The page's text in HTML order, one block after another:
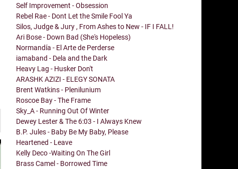
Self Improvement - Obsession
Rebel Rae - Dont Let the Smile Fool Ya
Silos, Judge & Jury , From Ashes to New - IF I FALL!
Ari Bose - Down Bad (She's Hopeless)
Normandía - El Arte de Perderse
iamaband - Dela and the Dark
Heavy Lag - Husker Don't
ARASHK AZIZI - ELEGY SONATA
Brent Watkins - Plenilunium
Roscoe Bay - The Frame
Sky_A - Running Out Of Winter
Dewey Lester & The 6:03 - I Always Knew
B.P. Jules - Baby Be My Baby, Please
Heartened - Leave
Kelly Deco -Waiting On The Girl
Brass Camel - Borrowed Time